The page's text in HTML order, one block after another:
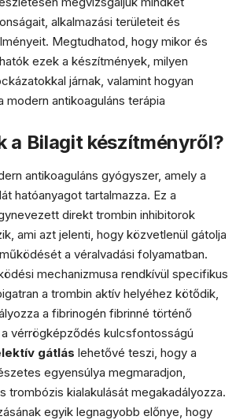
alkalmazási területeit és
Megtudhatod, hogy mikor és
ezek a készítmények, milyen
járnak, valamint hogyan
modern antikoaguláns terápia
a Bilagit készítményről?
antikoaguláns gyógyszer, amely a
hatóanyagot tartalmazza. Ez a
direkt trombin inhibitorok
ami azt jelenti, hogy közvetlenül gátolja
a véralvadási folyamatban.
mechanizmusa rendkívül specifikus
a trombin aktív helyéhez kötődik,
a fibrinogén fibrinné történő
a vérrögképződés kulcsfontosságú
gátlás lehetővé teszi, hogy a
egyensúlya megmaradjon,
trombózis kialakulását megakadályozza.
egyik legnagyobb előnye, hogy